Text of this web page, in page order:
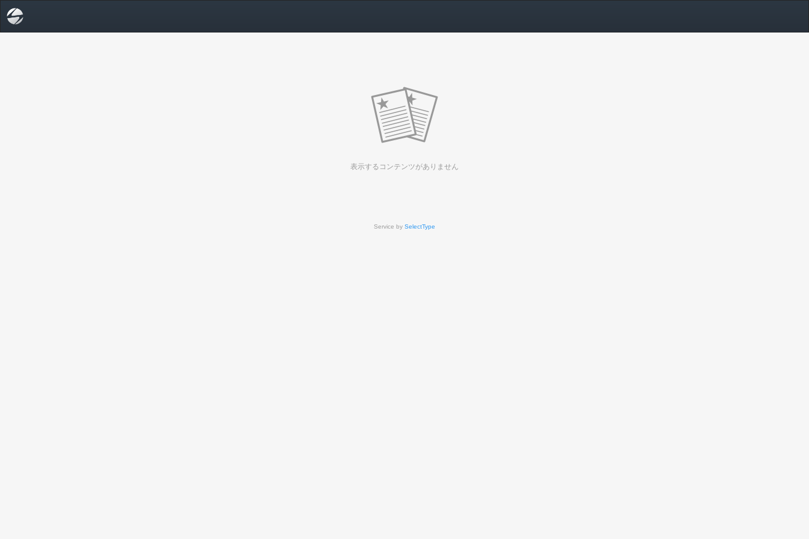
表示するコンテンツがありません
Service by SelectType